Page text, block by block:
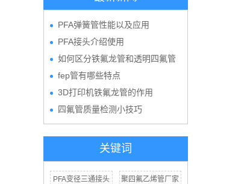
PFA弹簧管性能以及应用
PFA接头介绍使用
如何区分铁氟龙管和透明四氟管
fep管有哪些特点
3D打印机铁氟龙管的作用
四氟管质量检测小技巧
关键词
PFA变径三通接头 聚四氟乙烯管厂家